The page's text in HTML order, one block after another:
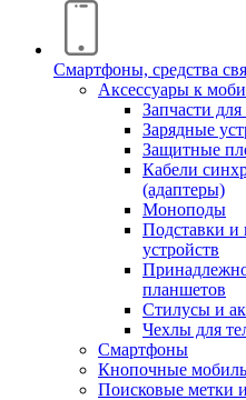
Смартфоны, средства
Аксессуары к
Запчасти
Зарядные
Защитные
Кабели
(адаптеры)
Моноподы
Подставки и
устройств
планшетов
Стилусы и
Чехлы для
Смартфоны
Кнопочные
Поисковые метки